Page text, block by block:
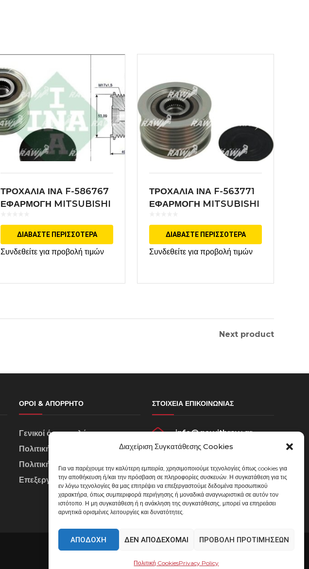
Διαχείριση Συγκατάθεσης Cookies
Για να παρέχουμε την καλύτερη εμπειρία, χρησιμοποιούμε τεχνολογίες όπως cookies για
την αποθήκευση ή/και την πρόσβαση σε πληροφορίες συσκευών. Η συγκατάθεση για τις
εν λόγω τεχνολογίες θα μας επιτρέψει να επεξεργαστούμε δεδομένα προσωπικού
χαρακτήρα, όπως συμπεριφορά περιήγησης ή μοναδικά αναγνωριστικά σε αυτόν τον
ιστότοπο. Η μη συγκατάθεση ή η ανάκληση της συγκατάθεσης, μπορεί να επηρεάσει
αρνητικά ορισμένες λειτουργίες και δυνατότητες.
ΑΠΟΔΟΧΉ ΔΕΝ ΑΠΟΔΈΧΟΜΑΙ ΠΡΟΒΟΛΉ ΠΡΟΤΙΜΉΣΕΩΝ
Πολιτική CookiesPrivacy Policy
ΤΡΟΧΑΛΙΑ ΙΝΑ F-586767
ΕΦΑΡΜΟΓΗ MITSUBISHI
ΔΙΑΒΆΣΤΕ ΠΕΡΙΣΣΌΤΕΡΑ
Συνδεθείτε για προβολή τιμών
ΤΡΟΧΑΛΙΑ ΙΝΑ F-563771
ΕΦΑΡΜΟΓΗ MITSUBISHI
ΔΙΑΒΆΣΤΕ ΠΕΡΙΣΣΌΤΕΡΑ
Συνδεθείτε για προβολή τιμών
Next product
ΌΡΟΙ & ΑΠΌΡΡΗΤΟ
Γενικοί όροι πωλήσεων
Πολιτική Απορρήτου
Πολιτική Cookies
Επεξεργασία Δεδομένων
ΣΤΟΙΧΕΊΑ ΕΠΙΚΟΙΝΩΝΊΑΣ
info@gowithraw.gr
24310 35062
Δευ. - Παρ. 08:00 - 20:00